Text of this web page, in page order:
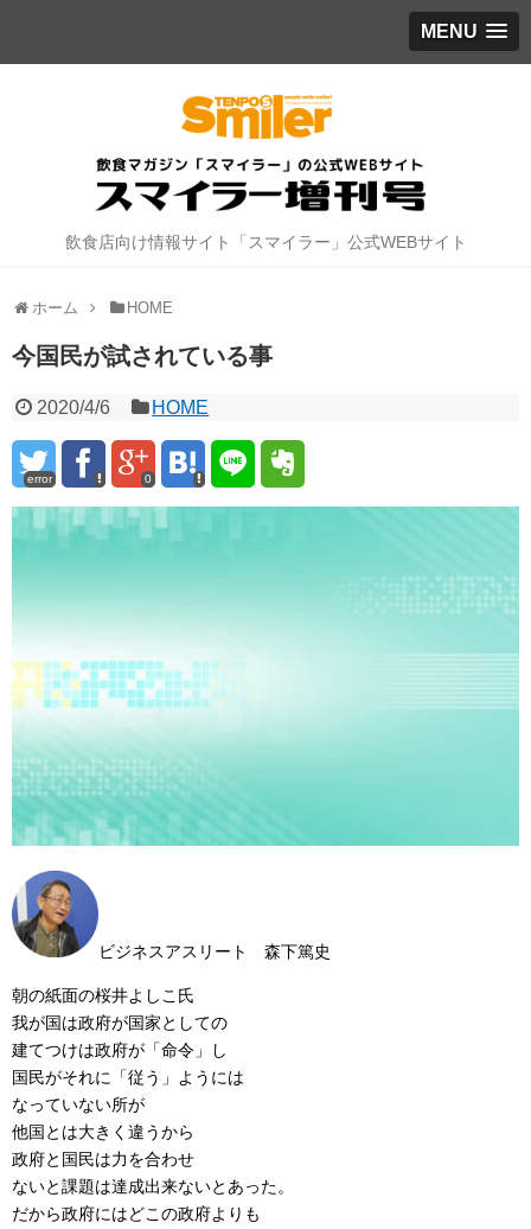
MENU
飲食店向け情報サイト「スマイラー」公式WEBサイト
ホーム HOME
今国民が試されている事
2020/4/6 HOME
error 0
ビジネスアスリート 森下篤史
朝の紙面の桜井よしこ氏
我が国は政府が国家としての
建てつけは政府が「命令」し
国民がそれに「従う」ようには
なっていない所が
他国とは大きく違うから
政府と国民は力を合わせ
ないと課題は達成出来ないとあった。
だから政府にはどこの政府よりも